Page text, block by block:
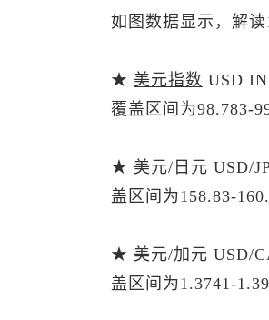
如图数据显示，解读
★ 美元指数 USD
覆盖区间为98.783-
★ 美元/日元 USD/
盖区间为158.83-
★ 美元/加元 USD/
盖区间为1.3741-